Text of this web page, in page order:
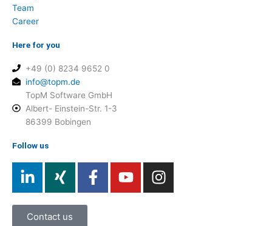
Team
Career
Here for you
+49 (0) 8234 9652 0
info@topm.de
TopM Software GmbH
Albert- Einstein-Str. 1-3
86399 Bobingen
Follow us
i
k
X
i
g
F
a
Y
o
I
n
Contact us